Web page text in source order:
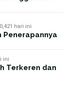
hari ini
Penerapannya
ini
Terkeren dan